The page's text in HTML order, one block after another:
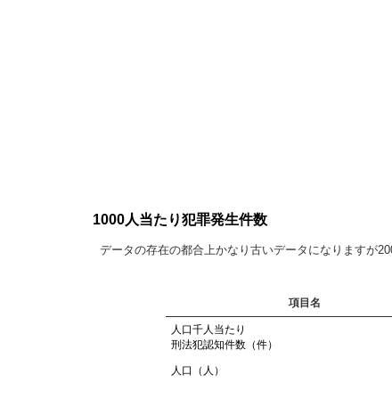
1000人当たり犯罪発生件数
データの存在の都合上かなり古いデータになりますが
項目名
人口千人当たり
刑法犯認知件数（件）
人口（人）